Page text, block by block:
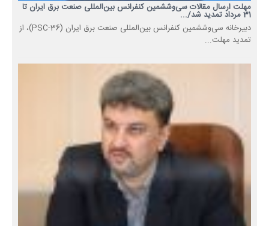
مهلت ارسال مقالات سی‌وششمین کنفرانس بین‌المللی صنعت برق ایران تا
31 مرداد تمدید شد/...
دبیرخانه سی‌وششمین کنفرانس بین‌المللی صنعت برق ایران (PSC-36)، از
تمدید مهلت...